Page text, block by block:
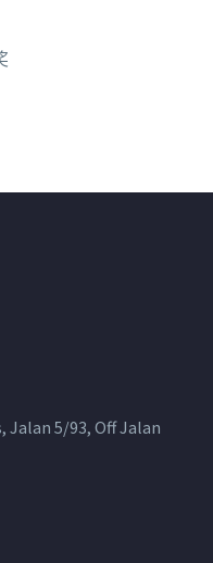
Jalan 5/93, Off Jalan